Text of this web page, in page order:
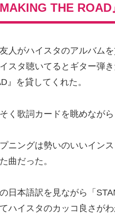
MAKING THE
人がハイスタのアルバム
イスタ聴いてるとギター弾
』を貸してくれた。
く歌詞カードを眺めなが
ニングは勢いのいいイン
曲だった。
日本語訳を見ながら「
ハイスタのカッコ良さがわ